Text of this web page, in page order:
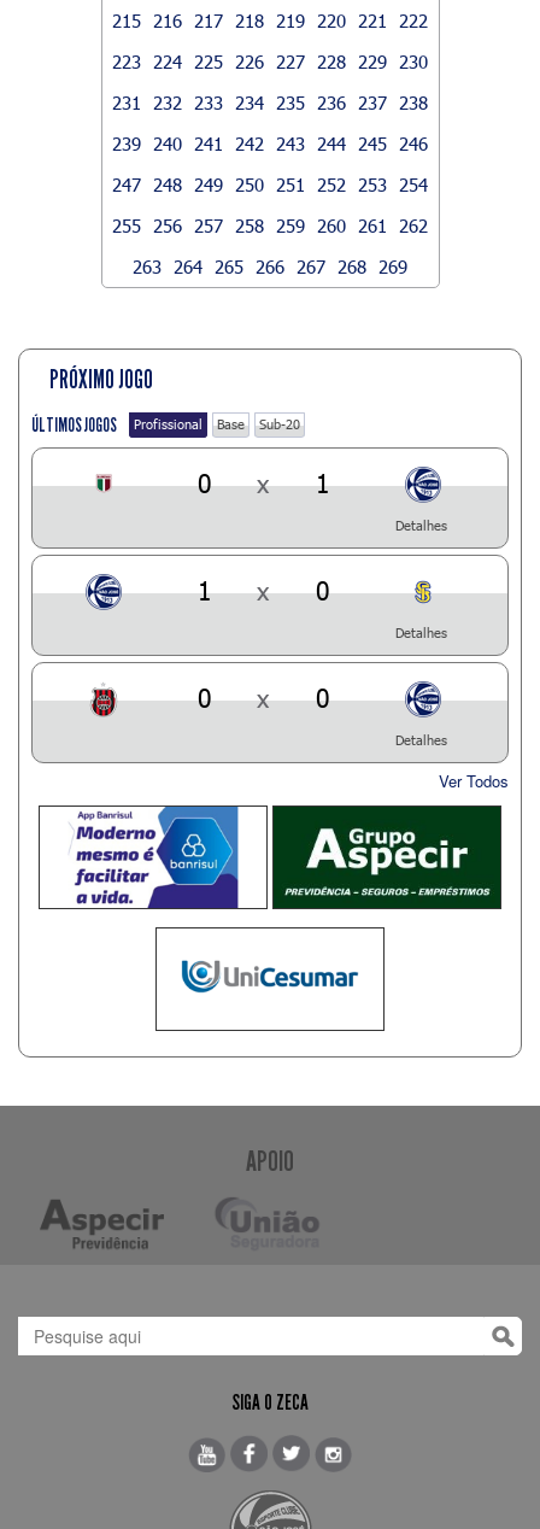
215
216 217 218 219 220 221
222
223
224 225 226 227 228 229
230
231
232 233 234 235 236 237
238
239
240 241 242 243 244 245
246
247
248 249 250 251 252 253
254
255
256 257 258 259 260 261
262
263
264 265 266 267 268 269
PRÓXIMO JOGO
ÚLTIMOS JOGOS Profissional Base Sub-20
0 x 1
Detalhes
1 x 0
Detalhes
0 x 0
Detalhes
Ver Todos
APOIO
SIGA O ZECA